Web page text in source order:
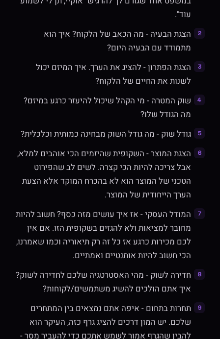
עוד".
הצגת הבעיה - מה הכאב של הלקוח? איך הוא
מתמודד עם הבעיה היום?
הצגת הפתרון - להציג את הערך. איך המיזם יכול
לשנות את החיים של הלקוח?
שוק המטרה - מי הקהל שיכול להיעזר כרגע במיזם?
מה הגודל שלו?
גודל שוק - מה גודל השוק מבחינה כמותית וכלכלית?
הצגת המוצר - השקופית שהיזמים הכי אוהבים למלא,
אבל צריכה להיות הכי קצרה. לשים לב שהפירוט
הטכני של המוצר הוא לא בהכרח המוקד אלא הצעת
הערך הייחודית של המוצר.
המודל העסקי - אז איך עושים מזה כסף? חשוב להיות
מחובר למציאות ולא להגזים בשקופית הזו. אם אין
לכם מכירות כרגע אז כל זה רק תיאוריה וכמו שאמרנו,
הכי חשוב להיות אותנטיים ואמתיים.
חדירה לשוק - מהי האסטרטגיה שלכם לחדירה לשוק?
איך אתם הולכים להשיג משתמשים/לקוחות?
תחרות בתחום - איפה אתם נמצאים בין המתחרים
שלכם. יש המון דרכים להציג גרף כזה, העיקר הוא
להבין שהגרף אמור לשמש אתכם כדי להעביר מסר -